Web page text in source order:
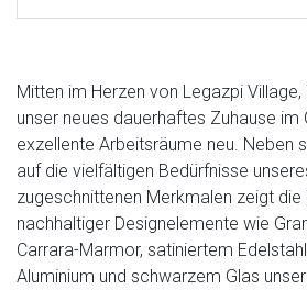
Mitten im Herzen von Legazpi
unser neues dauerhaftes Zuhause im
exzellente Arbeitsräume neu. Neben
auf die vielfältigen Bedürfnisse
zugeschnittenen Merkmalen zeigt
nachhaltiger Designelemente wie
Carrara-Marmor, satiniertem
Aluminium und schwarzem Glas